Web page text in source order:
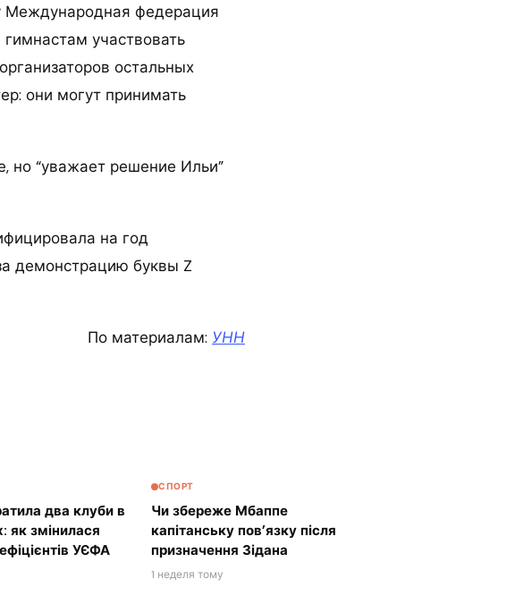
Международная федерация
участвовать
остальных
они могут принимать
но “уважает решение Ильи”
на год
демонстрацию буквы Z
По материалам: УНН
два клуби в
як змінилася
УЄФА
СПОРТ
Чи збереже Мбаппе
капітанську пов’язку після
призначення Зідана
1 неделя тому